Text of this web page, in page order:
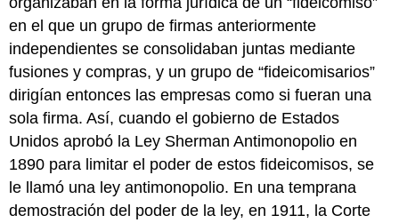
en el que un grupo de firmas anteriormente
independientes se consolidaban juntas mediante
fusiones y compras, y un grupo de “fideicomisarios”
dirigían entonces las empresas como si fueran una
sola firma. Así, cuando el gobierno de Estados
Unidos aprobó la Ley Sherman Antimonopolio en
1890 para limitar el poder de estos fideicomisos, se
le llamó una ley antimonopolio. En una temprana
demostración del poder de la ley, en 1911, la Corte